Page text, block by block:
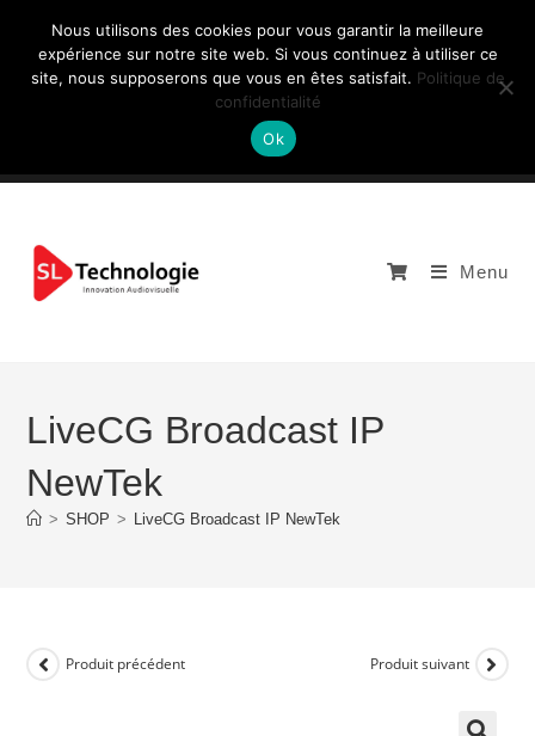
NOUS CONTACTEZ: +33 (0)4 77 81 49 35
Menu
LiveCG Broadcast IP
NewTek
> SHOP > LiveCG Broadcast IP NewTek
Produit précédent Produit suivant
Nous utilisons des cookies pour vous garantir la meilleure
expérience sur notre site web. Si vous continuez à utiliser ce
site, nous supposerons que vous en êtes satisfait. Politique de
confidentialité
Ok